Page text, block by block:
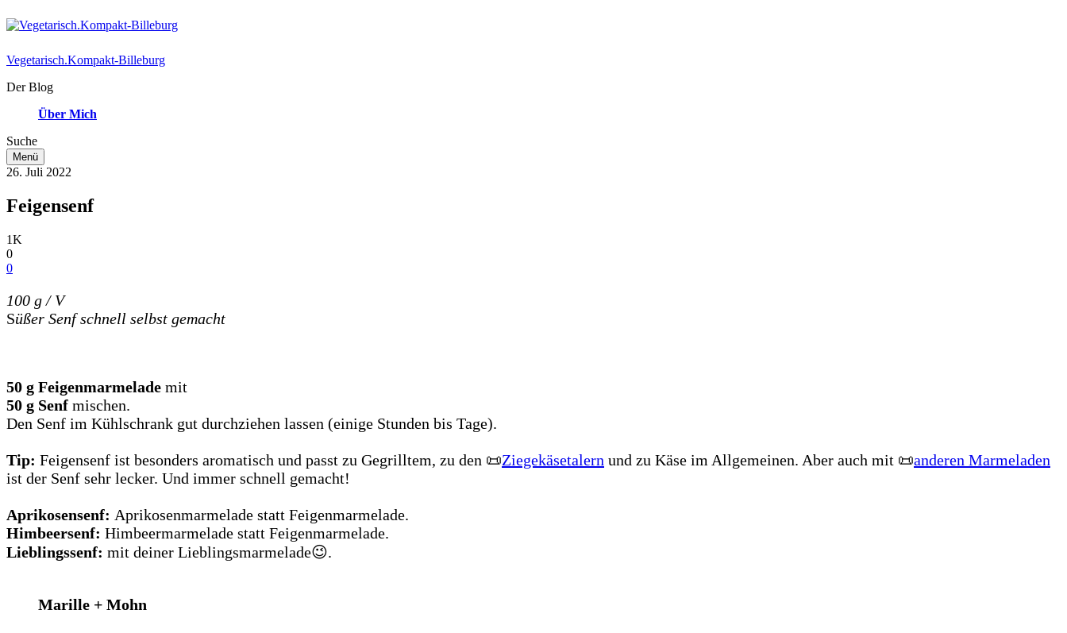
Vegetarisch.Kompakt-Billeburg
Der Blog
Über Mich
Suche
Menü
26. Juli 2022
Feigensenf
1K
0
0
100 g / V
Süßer Senf schnell selbst gemacht
50 g Feigenmarmelade mit
50 g Senf mischen.
Den Senf im Kühlschrank gut durchziehen lassen (einige Stunden bis Tage).
Tip: Feigensenf ist besonders aromatisch und passt zu Gegrilltem, zu den 📜Ziegekäsetalern und zu Käse im Allgemeinen. Aber auch mit 📜anderen Marmeladen
ist der Senf sehr lecker. Und immer schnell gemacht!
Aprikosensenf: Aprikosenmarmelade statt Feigenmarmelade.
Himbeersenf: Himbeermarmelade statt Feigenmarmelade.
Lieblingssenf: mit deiner Lieblingsmarmelade😉.
Marille + Mohn